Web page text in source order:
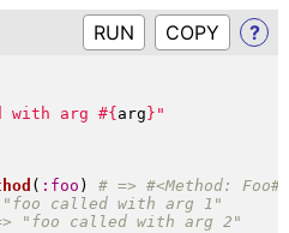
RUN ?
with arg #{ arg } "
( :foo )